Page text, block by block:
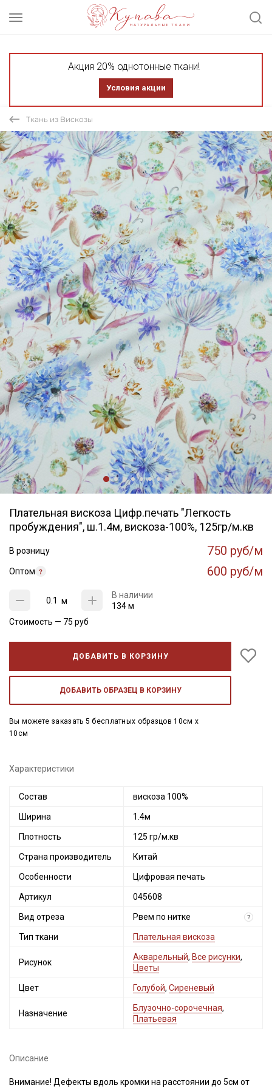
Акция 20% однотонные ткани!
Условия акции
Ткань из Вискозы
Плательная вискоза Цифр.печать "Легкость
пробуждения", ш.1.4м, вискоза-100%, 125гр/м.кв
В розницу 750 руб/м
Оптом 600 руб/м
м
В наличии
134 м
Стоимость — 75 руб
ДОБАВИТЬ В КОРЗИНУ
ДОБАВИТЬ ОБРАЗЕЦ В КОРЗИНУ
Вы можете заказать 5 бесплатных образцов 10см x
10см
Характеристики
Состав вискоза 100%
Ширина 1.4м
Плотность 125 гр/м.кв
Страна производитель Китай
Особенности Цифровая печать
Артикул 045608
Вид отреза Рвем по нитке ?
Тип ткани Плательная вискоза
Рисунок
Акварельный, Все рисунки,
Цветы
Цвет Голубой, Сиреневый
Назначение
Блузочно-сорочечная,
Платьевая
Описание
Внимание! Дефекты вдоль кромки на расстоянии до 5см от
Секретная рассылка от Купава
Мы публикуем здесь дополнительные
промокоды и скидки до 30% на узкие
категории тканей